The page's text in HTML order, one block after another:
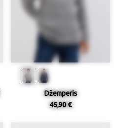
Džemperis
45,90 €